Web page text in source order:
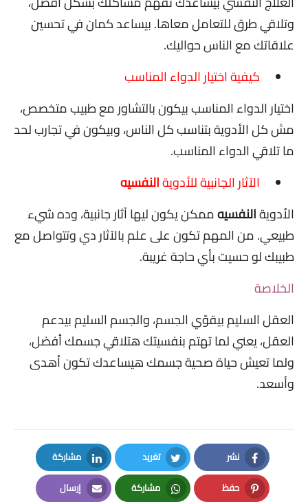
وتلاقي طرق للتعامل معاها. بيساعد كمان في تحسين
علاقاتك مع الناس حواليك.
كيفية اختيار الدواء المناسب
اختيار الدواء المناسب بيكون بالتشاور مع طبيب متخصص،
مش كل الأدوية بتناسب كل الناس، وبيكون في تجارب لحد
ما تلاقي الدواء المناسب.
الآثار الجانبية للأدويةالنفسيه
الأدويةالنفسيهممكن يكون ليها آثار جانبية، وده شيء
طبيعي. من المهم تكون على علم بالآثار دي وتتواصل مع
طبيبك لو حسيت بأي حاجة غريبة.
الخلاصة
العقل السليم بيقوّي الجسم، والجسم السليم بيدعم
العقل، يعني لما تهتم بنفسيتك هتلاقي جسمك أفضل،
ولما تعيش حياة صحية جسمك هيساعدك تكون أهدى
وأسعد.
نشر
Facebook
تغريد
Twitter
مشاركة
LinkedIn
حفظ مشاركة إرسال